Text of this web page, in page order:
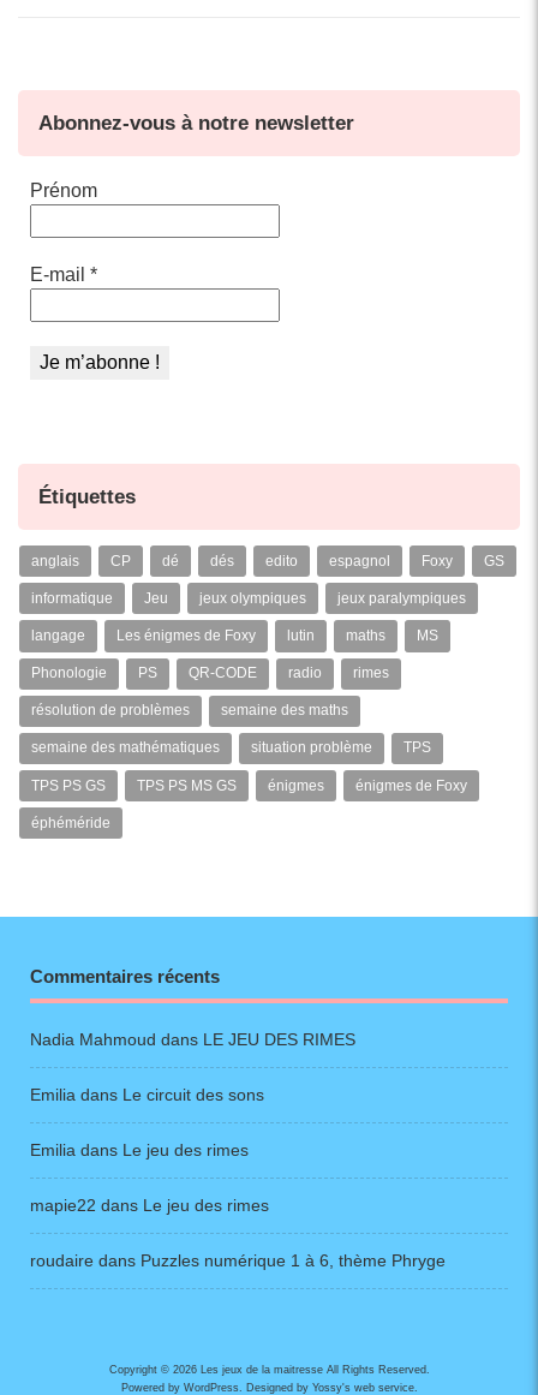
Abonnez-vous à notre newsletter
Prénom
E-mail *
Étiquettes
anglais CP dé dés edito espagnol Foxy GS
informatique Jeu jeux olympiques jeux paralympiques
langage Les énigmes de Foxy lutin maths MS
Phonologie PS QR-CODE radio rimes
résolution de problèmes semaine des maths
semaine des mathématiques situation problème TPS
TPS PS GS TPS PS MS GS énigmes énigmes de Foxy
éphéméride
Commentaires récents
Nadia Mahmoud dans LE JEU DES RIMES
Emilia dans Le circuit des sons
Emilia dans Le jeu des rimes
mapie22 dans Le jeu des rimes
roudaire dans Puzzles numérique 1 à 6, thème Phryge
Copyright © 2026 Les jeux de la maitresse All Rights Reserved.
Powered by WordPress. Designed by Yossy's web service.